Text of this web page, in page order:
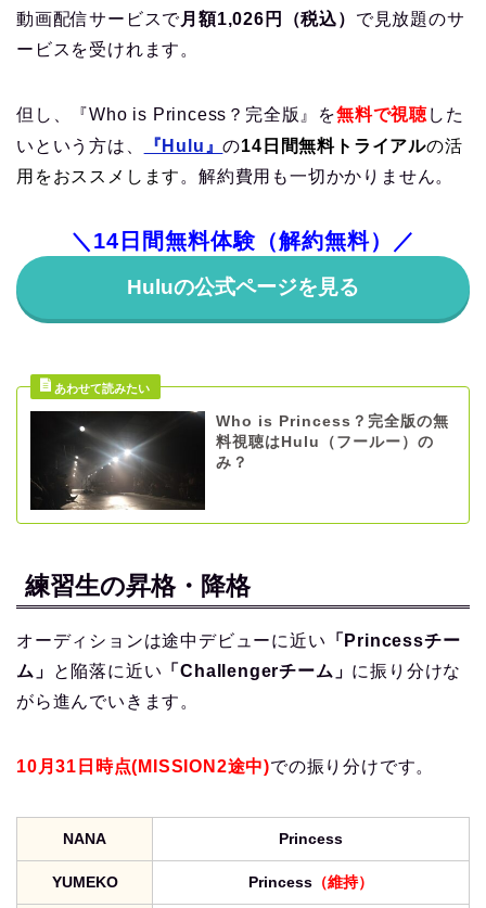
動画配信サービスで月額1,026円（税込） で見放題のサ
ービスを受けれます。
但し、『Who is Princess？完全版』を無料で視聴 した
いという方は、
『Hulu』の14日間無料トライアルの活
用をおススメします。解約費用も一切かかりません。
＼14日間無料体験（解約無料）／
Huluの公式ページを見る
Who is Princess？完全版の無
料視聴はHulu（フールー）の
み？
練習生の昇格・降格
オーディションは途中デビューに近い 「Princessチー
ム」
と陥落に近い 「Challengerチーム」 に振り分けな
がら進んでいきます。
10月31日 時点(MISSION2途中)での振り分けです。
NANA Princess
YUMEKO Princess （維持）